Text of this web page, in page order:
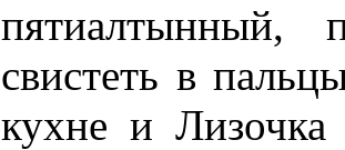
пятиалтынный,
свистеть в
кухне и